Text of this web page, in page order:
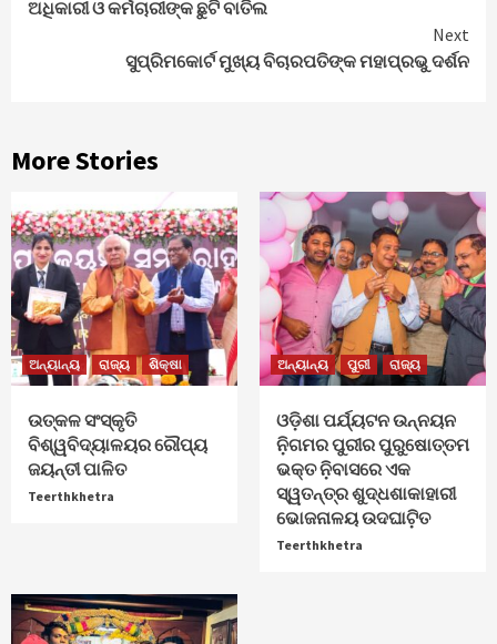
ଅଧିକାରୀ ଓ କର୍ମଚାରୀଙ୍କ ଛୁଟି ବାତିଲ
Next
ସୁପ୍ରିମକୋର୍ଟ ମୁଖ୍ୟ ବିଚାରପତିଙ୍କ ମହାପ୍ରଭୁ ଦର୍ଶନ
More Stories
ଅନ୍ୟାନ୍ୟ ରାଜ୍ୟ ଶିକ୍ଷା
ଉତ୍କଳ ସଂସ୍କୃତି
ବିଶ୍ୱବିଦ୍ୟାଳୟର ରୌପ୍ୟ
ଜୟନ୍ତୀ ପାଳିତ
Teerthkhetra
ଅନ୍ୟାନ୍ୟ ପୁରୀ ରାଜ୍ୟ
ଓଡ଼ିଶା ପର୍ଯ୍ୟଟନ ଉନ୍ନୟନ
ନ଼ିଗମର ପୁରୀର ପୁରୁଷୋତ୍ତମ
ଭକ୍ତ ନ଼ିବାସରେ ଏକ
ସ୍ୱତନ୍ତ୍ର ଶୁଦ୍ଧଶାକାହାରୀ
ଭୋଜନାଳୟ ଉଦଘାଟ଼ିତ
Teerthkhetra